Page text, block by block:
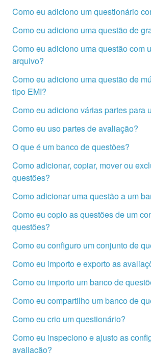
Como eu adiciono um questionário
Como eu adiciono uma questão de
Como eu adiciono uma questão com
arquivo?
Como eu adiciono uma questão de
tipo EMI?
Como eu adiciono várias partes para
Como eu uso partes de avaliação?
O que é um banco de questões?
Como adicionar, copiar, mover ou
questões?
Como adicionar uma questão a um
Como eu copio as questões de um
questões?
Como eu configuro um conjunto de
Como eu importo e exporto as
Como eu importo um banco de
Como eu compartilho um banco de
Como eu crio um questionário?
Como eu inspeciono e ajusto as
avaliação?